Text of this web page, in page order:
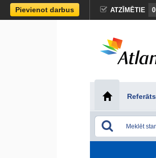
Pievienot darbus ATZĪMĒTIE 0
Referāts